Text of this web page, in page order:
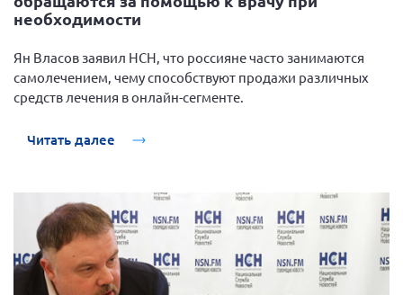
Брянская область
Волгоградская область
Воронежская область
Ивановская область
Кемеровская область
Кировская область
Краснодарский край
Красноярский край
необходимости
Ян Власов заявил НСН, что россияне часто занимаются
самолечением, чему способствуют продажи различных
средств лечения в онлайн-сегменте.
Читать далее